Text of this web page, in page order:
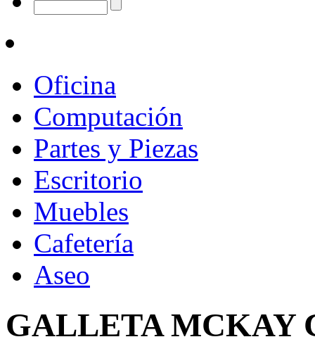
Oficina
Computación
Partes y Piezas
Escritorio
Muebles
Cafetería
Aseo
GALLETA MCKAY